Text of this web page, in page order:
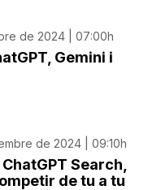
de 2024 | 07:00h
Gemini i
de 2024 | 09:10h
Search,
de tu a tu